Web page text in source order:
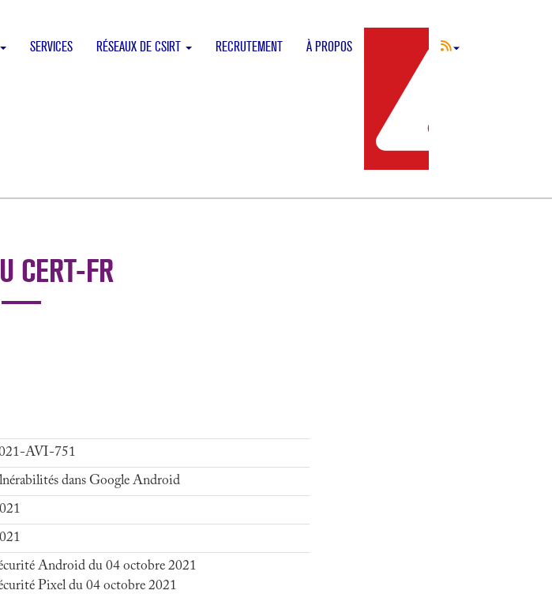
SERVICES RÉSEAUX DE CSIRT RECRUTEMENT À PROPOS
CERT-FR
AVI-751
dans Google Android
Android du 04 octobre 2021
Pixel du 04 octobre 2021